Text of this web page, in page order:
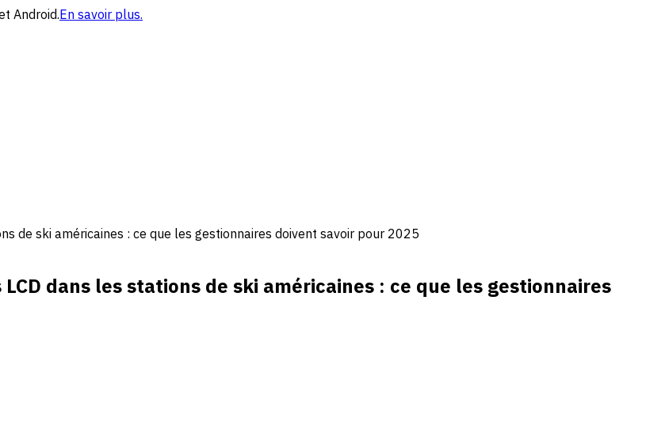
Android.En savoir plus.
de ski américaines : ce que les gestionnaires doivent savoir pour 2025
dans les stations de ski américaines : ce que les gestionnaires